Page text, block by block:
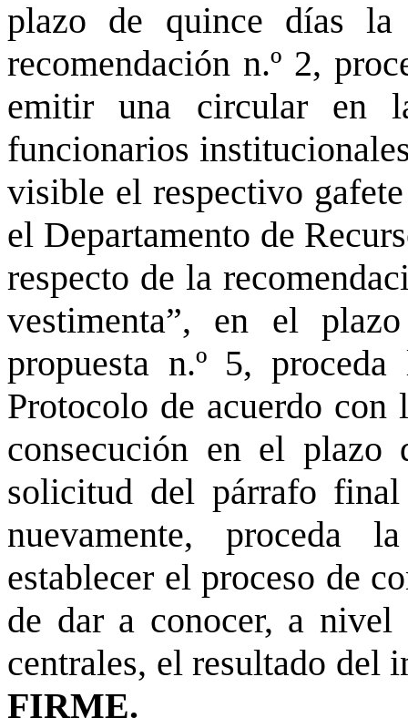
plazo de quince días la
recomendación n.º 2,
emitir una circular en
funcionarios
visible el respectivo
el Departamento de
respecto de la
vestimenta”, en el
propuesta n.º 5,
Protocolo de acuerdo con
consecución en el
solicitud del párrafo
nuevamente, proceda
establecer el proceso de
de dar a conocer, a
centrales, el resultado del
FIRME.